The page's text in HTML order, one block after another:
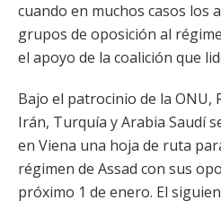
cuando en muchos casos los
grupos de oposición al
el apoyo de la coalición que
Bajo el patrocinio de la ONU,
Irán, Turquía y Arabia Saudí
en Viena una hoja de ruta
régimen de Assad con sus
próximo 1 de enero. El